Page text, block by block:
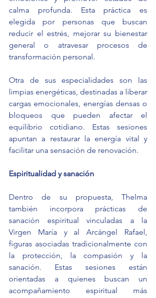
calma profunda. Esta práctica es
elegida por personas que buscan
reducir el estrés, mejorar su bienestar
general o atravesar procesos de
transformación personal.
Otra de sus especialidades son las
limpias energéticas, destinadas a liberar
cargas emocionales, energías densas o
bloqueos que pueden afectar el
equilibrio cotidiano. Estas sesiones
apuntan a restaurar la energía vital y
facilitar una sensación de renovación.
Espiritualidad y sanación
Dentro de su propuesta, Thelma
también incorpora prácticas de
sanación espiritual vinculadas a la
Virgen María y al Arcángel Rafael,
figuras asociadas tradicionalmente con
la protección, la compasión y la
sanación. Estas sesiones están
orientadas a quienes buscan un
acompañamiento espiritual más